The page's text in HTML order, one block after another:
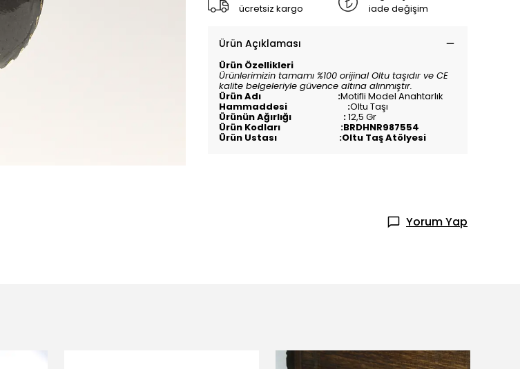
ücretsiz kargo
iade değişim
Ürün Açıklaması
Ürün Özellikleri
Ürünlerimizin tamamı %100 orijinal Oltu taşıdır ve CE
kalite belgeleriyle güvence altına alınmıştır.
Ürün Adı :Motifli Model Anahtarlık
Hammaddesi :Oltu Taşı
Ürünün Ağırlığı :12,5 Gr
Ürün Kodları :BRDHNR987554
Ürün Ustası :Oltu Taş Atölyesi
Yorum Yap